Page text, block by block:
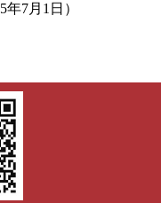
年7月1日）